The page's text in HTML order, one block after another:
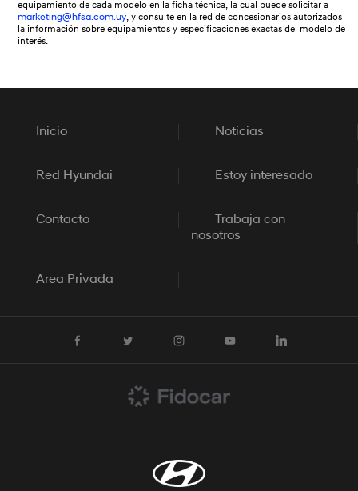
equipamiento de cada modelo en la ficha técnica, la cual puede solicitar a
marketing@hfsa.com.uy, y consulte en la red de concesionarios autorizados
la información sobre equipamientos y especificaciones exactas del modelo de
interés.
Inicio Noticias
Red Hyundai Estoy interesado
Contacto
Trabaja con
nosotros
Area Privada